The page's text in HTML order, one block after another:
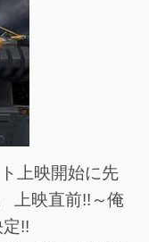
上映開始に先
上映直前!!～俺
!!